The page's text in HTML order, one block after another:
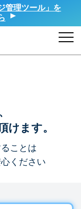
管理ツール」を
けます。
ことは
ください